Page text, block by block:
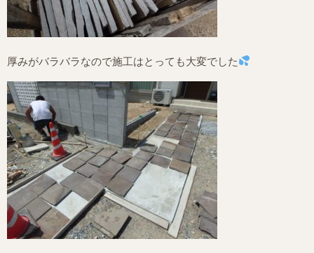
厚みがバラバラなので施工はとっても大変でした